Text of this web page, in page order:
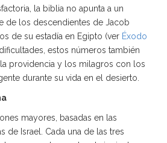
la biblia no apunta a un
de los descendientes de Jacob
de su estadía en Egipto (ver Éxodo
estos números también
providencia y los milagros con los
durante su vida en el desierto.
mayores, basadas en las
de Israel. Cada una de las tres